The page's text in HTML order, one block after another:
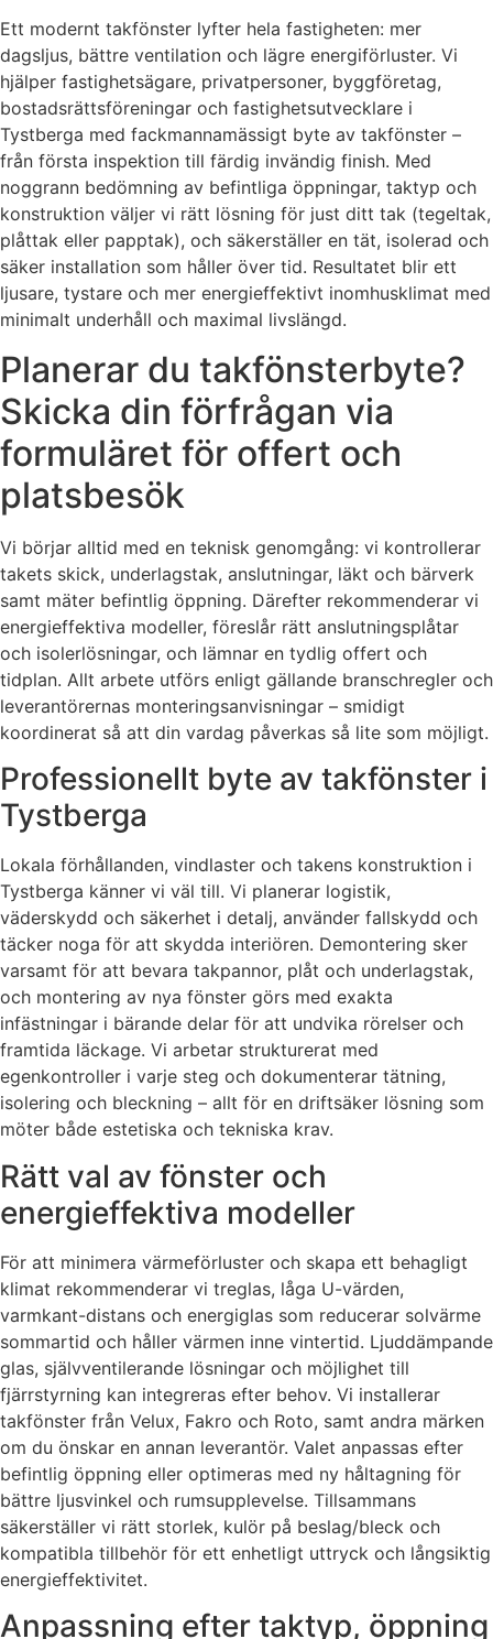
Ett modernt takfönster lyfter hela fastigheten: mer
dagsljus, bättre ventilation och lägre energiförluster. Vi
hjälper fastighetsägare, privatpersoner, byggföretag,
bostadsrättsföreningar och fastighetsutvecklare i
Tystberga med fackmannamässigt byte av takfönster –
från första inspektion till färdig invändig finish. Med
noggrann bedömning av befintliga öppningar, taktyp och
konstruktion väljer vi rätt lösning för just ditt tak (tegeltak,
plåttak eller papptak), och säkerställer en tät, isolerad och
säker installation som håller över tid. Resultatet blir ett
ljusare, tystare och mer energieffektivt inomhusklimat med
minimalt underhåll och maximal livslängd.
Planerar du takfönsterbyte?
Skicka din förfrågan via
formuläret för offert och
platsbesök
Vi börjar alltid med en teknisk genomgång: vi kontrollerar
takets skick, underlagstak, anslutningar, läkt och bärverk
samt mäter befintlig öppning. Därefter rekommenderar vi
energieffektiva modeller, föreslår rätt anslutningsplåtar
och isolerlösningar, och lämnar en tydlig offert och
tidplan. Allt arbete utförs enligt gällande branschregler och
leverantörernas monteringsanvisningar – smidigt
koordinerat så att din vardag påverkas så lite som möjligt.
Professionellt byte av takfönster i
Tystberga
Lokala förhållanden, vindlaster och takens konstruktion i
Tystberga känner vi väl till. Vi planerar logistik,
väderskydd och säkerhet i detalj, använder fallskydd och
täcker noga för att skydda interiören. Demontering sker
varsamt för att bevara takpannor, plåt och underlagstak,
och montering av nya fönster görs med exakta
infästningar i bärande delar för att undvika rörelser och
framtida läckage. Vi arbetar strukturerat med
egenkontroller i varje steg och dokumenterar tätning,
isolering och bleckning – allt för en driftsäker lösning som
möter både estetiska och tekniska krav.
Rätt val av fönster och
energieffektiva modeller
För att minimera värmeförluster och skapa ett behagligt
klimat rekommenderar vi treglas, låga U-värden,
varmkant-distans och energiglas som reducerar solvärme
sommartid och håller värmen inne vintertid. Ljuddämpande
glas, självventilerande lösningar och möjlighet till
fjärrstyrning kan integreras efter behov. Vi installerar
takfönster från Velux, Fakro och Roto, samt andra märken
om du önskar en annan leverantör. Valet anpassas efter
befintlig öppning eller optimeras med ny håltagning för
bättre ljusvinkel och rumsupplevelse. Tillsammans
säkerställer vi rätt storlek, kulör på beslag/bleck och
kompatibla tillbehör för ett enhetligt uttryck och långsiktig
energieffektivitet.
Anpassning efter taktyp, öppning